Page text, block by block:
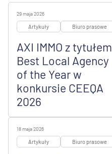
29 maja 2026
Artykuły Biuro prasowe
AXI IMMO z tytułem
Best Local Agency
of the Year w
konkursie CEEQA
2026
18 maja 2026
Artykuły Biuro prasowe